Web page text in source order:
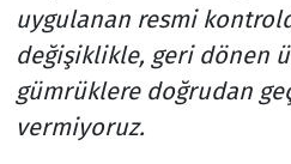
uygulanan resmi
değişiklikle, geri dönen
gümrüklere doğrudan
vermiyoruz.